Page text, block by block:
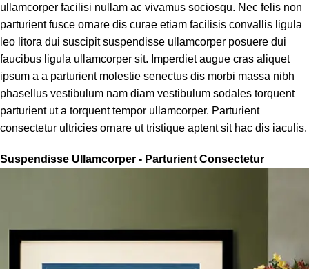
ullamcorper facilisi nullam ac vivamus sociosqu. Nec felis non
parturient fusce ornare dis curae etiam facilisis convallis ligula
leo litora dui suscipit suspendisse ullamcorper posuere dui
faucibus ligula ullamcorper sit. Imperdiet augue cras aliquet
ipsum a a parturient molestie senectus dis morbi massa nibh
phasellus vestibulum nam diam vestibulum sodales torquent
parturient ut a torquent tempor ullamcorper. Parturient
consectetur ultricies ornare ut tristique aptent sit hac dis iaculis.
Suspendisse Ullamcorper - Parturient Consectetur